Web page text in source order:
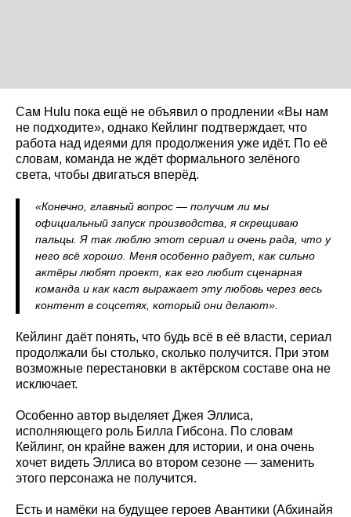
Сам Hulu пока ещё не объявил о продлении «Вы нам
не подходите», однако Кейлинг подтверждает, что
работа над идеями для продолжения уже идёт. По её
словам, команда не ждёт формального зелёного
света, чтобы двигаться вперёд.
«Конечно, главный вопрос — получим ли мы
официальный запуск производства, я скрещиваю
пальцы. Я так люблю этот сериал и очень рада, что у
него всё хорошо. Меня особенно радует, как сильно
актёры любят проект, как его любит сценарная
команда и как каст выражает эту любовь через весь
контент в соцсетях, который они делают».
Кейлинг даёт понять, что будь всё в её власти, сериал
продолжали бы столько, сколько получится. При этом
возможные перестановки в актёрском составе она не
исключает.
Особенно автор выделяет Джея Эллиса,
исполняющего роль Билла Гибсона. По словам
Кейлинг, он крайне важен для истории, и она очень
хочет видеть Эллиса во втором сезоне — заменить
этого персонажа не получится.
Есть и намёки на будущее героев Авантики (Абхинайя